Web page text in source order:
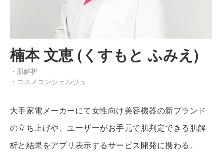
楠本 文恵 (くすもと ふみえ)
・肌解析
・コスメコンシェルジュ
大手家電メーカーにて女性向け美容機器の新ブランド
の立ち上げや、ユーザーがお手元で肌判定できる肌解
析と結果をアプリ表示するサービス開発に携わる。